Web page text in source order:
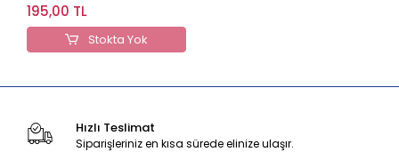
195,00 TL
Stokta Yok
Hızlı Teslimat
Siparişleriniz en kısa sürede elinize ulaşır.